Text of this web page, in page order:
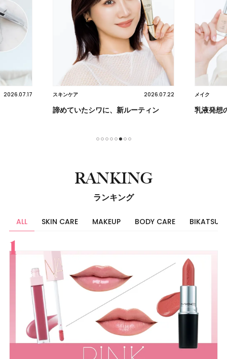
2026.07.17 スキンケア 2026.07.22
諦めていたシワに、新ルーティン
メイク
乳液発想
RANKING
ランキング
ALL SKIN CARE MAKEUP BODY CARE BIKATSU
すべて
スキンケア
メイク
ボディケア
美活
ヘア
ライフスタイル
ビューティーズ